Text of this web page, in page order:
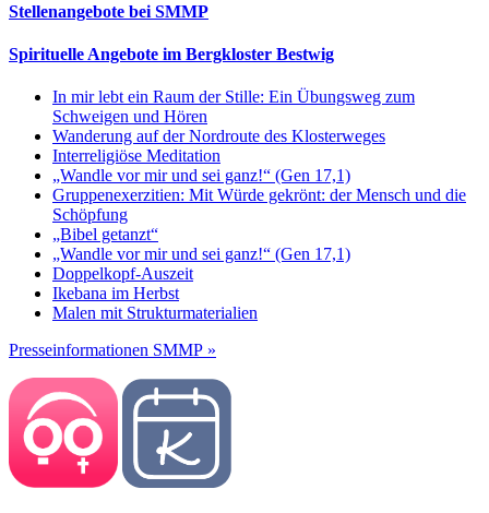
Stellenangebote bei SMMP
Spirituelle Angebote im Bergkloster Bestwig
In mir lebt ein Raum der Stille: Ein Übungsweg zum
Schweigen und Hören
Wanderung auf der Nordroute des Klosterweges
Interreligiöse Meditation
„Wandle vor mir und sei ganz!“ (Gen 17,1)
Gruppenexerzitien: Mit Würde gekrönt: der Mensch und die
Schöpfung
„Bibel getanzt“
„Wandle vor mir und sei ganz!“ (Gen 17,1)
Doppelkopf-Auszeit
Ikebana im Herbst
Malen mit Strukturmaterialien
Presseinformationen SMMP »